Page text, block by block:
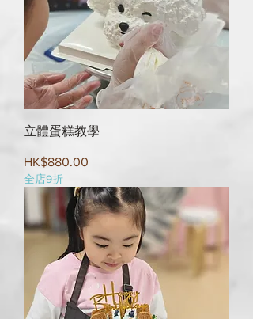
立體蛋糕教學
Price
HK$880.00
全店9折